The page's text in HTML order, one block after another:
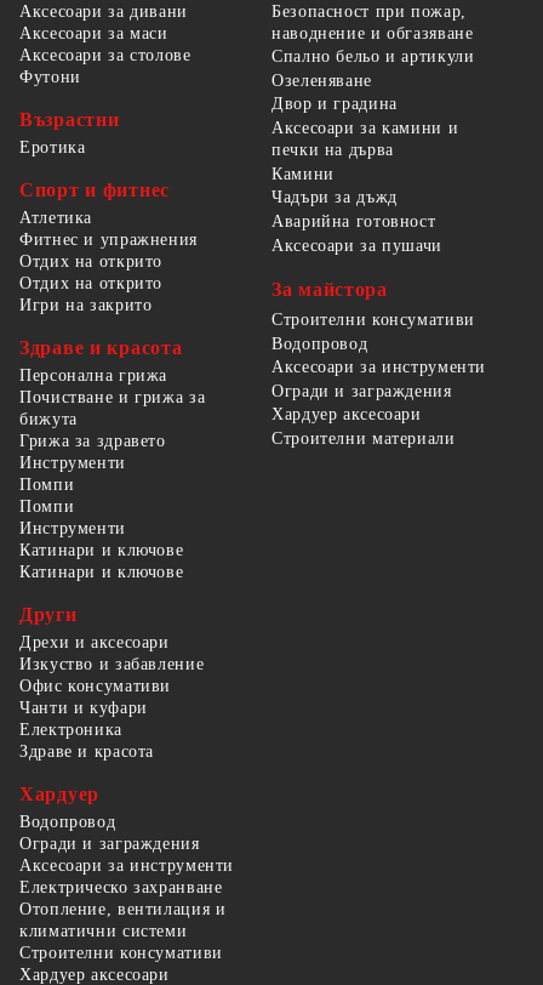
Аксесоари за дивани
Аксесоари за маси
Аксесоари за столове
Футони
Възрастни
Еротика
Спорт и фитнес
Атлетика
Фитнес и упражнения
Отдих на открито
Отдих на открито
Игри на закрито
Здраве и красота
Персонална грижа
Почистване и грижа за
бижута
Грижа за здравето
Безопасност при пожар,
наводнение и обгазяване
Спално бельо и артикули
Озеленяване
Двор и градина
Аксесоари за камини и
печки на дърва
Камини
Чадъри за дъжд
Аварийна готовност
Аксесоари за пушачи
За майстора
Строителни консумативи
Водопровод
Аксесоари за инструменти
Огради и заграждения
Хардуер аксесоари
Строителни материали
Инструменти
Помпи
Помпи
Инструменти
Катинари и ключове
Катинари и ключове
Други
Дрехи и аксесоари
Изкуство и забавление
Офис консумативи
Чанти и куфари
Електроника
Здраве и красота
Хардуер
Водопровод
Огради и заграждения
Аксесоари за инструменти
Електрическо захранване
Отопление, вентилация и
климатични системи
Строителни консумативи
Хардуер аксесоари